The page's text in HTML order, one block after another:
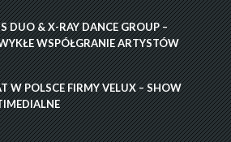
DUO & X-RAY DANCE GROUP –
WSPÓŁGRANIE ARTYSTÓW
W POLSCE FIRMY VELUX – SHOW